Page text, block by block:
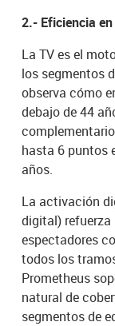
2.- Eficiencia
La TV es el
los segmentos
observa cómo
debajo de 44
hasta 6 puntos
años.
La activación
digital)
espectadores
todos los
Prometheus
natural de
segmentos de